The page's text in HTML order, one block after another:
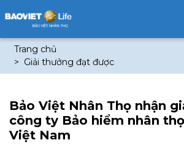
Trang chủ
Giải thưởng đạt được
Bảo Việt Nhân Thọ nhận
công ty Bảo hiểm nhân
Việt Nam